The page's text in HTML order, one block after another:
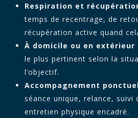
Respiration et
temps de recentrage, de
récupération active quand
À domicile ou en extérieur
le plus pertinent selon la
l’objectif.
Accompagnement
séance unique, relance, suivi
entretien physique encadré.